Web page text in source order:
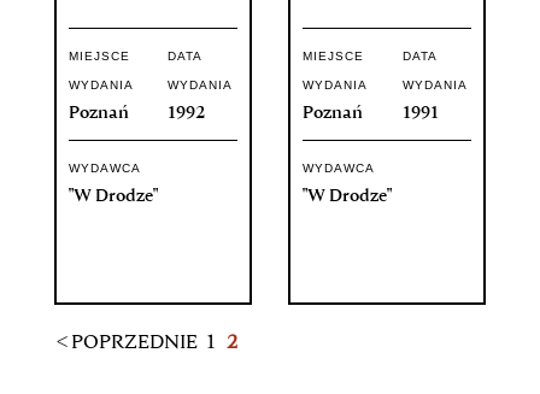
MIEJSCE
WYDANIA
Poznań
DATA
WYDANIA
1992
WYDAWCA
"W Drodze"
MIEJSCE
WYDANIA
Poznań
DATA
WYDANIA
1991
WYDAWCA
"W Drodze"
< POPRZEDNIE 1 2